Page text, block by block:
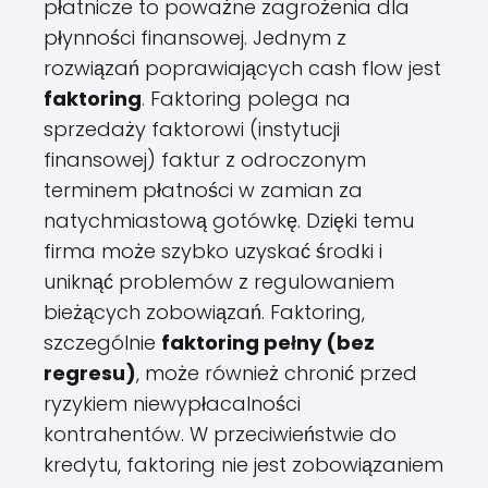
płatnicze to poważne zagrożenia dla
płynności finansowej. Jednym z
rozwiązań poprawiających cash flow jest
faktoring. Faktoring polega na
sprzedaży faktorowi (instytucji
finansowej) faktur z odroczonym
terminem płatności w zamian za
natychmiastową gotówkę. Dzięki temu
firma może szybko uzyskać środki i
uniknąć problemów z regulowaniem
bieżących zobowiązań. Faktoring,
szczególnie faktoring pełny (bez
regresu), może również chronić przed
ryzykiem niewypłacalności
kontrahentów. W przeciwieństwie do
kredytu, faktoring nie jest zobowiązaniem